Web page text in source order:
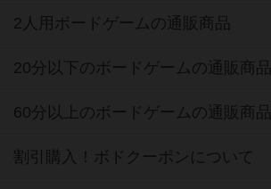
2人用ボードゲームの通販商品
20分以下のボードゲームの通販商品
60分以上のボードゲームの通販商品
割引購入！ボドクーポンについて